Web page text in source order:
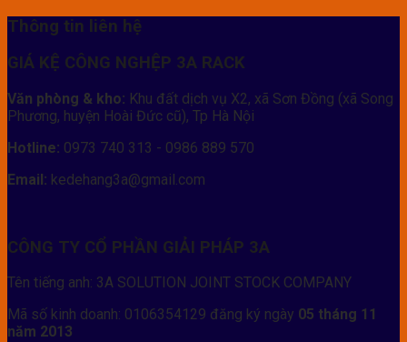
Thông tin liên hệ
GIÁ KỆ CÔNG NGHỆP 3A RACK
Văn phòng & kho: Khu đất dịch vụ X2, xã Sơn Đồng (xã Song
Phương, huyện Hoài Đức cũ), Tp Hà Nội
Hotline: 0973 740 313 - 0986 889 570
Email: kedehang3a@gmail.com
CÔNG TY CỔ PHẦN GIẢI PHÁP 3A
Tên tiếng anh: 3A SOLUTION JOINT STOCK COMPANY
Mã số kinh doanh: 0106354129 đăng ký ngày 05 tháng 11
năm 2013